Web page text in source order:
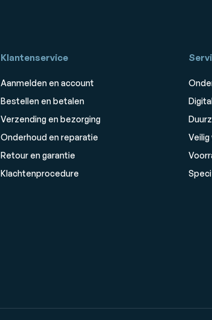
Klantenservice
Aanmelden en account
Bestellen en betalen
Verzending en bezorging
Onderhoud en reparatie
Retour en garantie
Klachtenprocedure